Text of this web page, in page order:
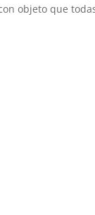
objeto que